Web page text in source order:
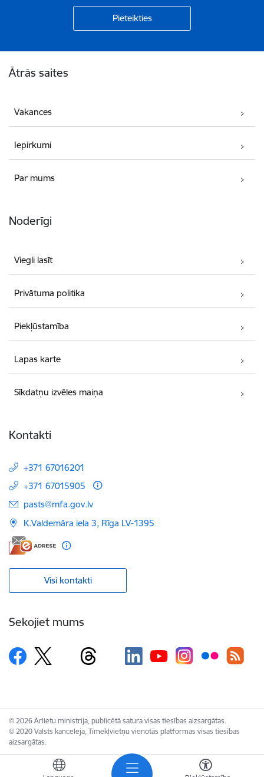
Ātrās saites
Vakances
Iepirkumi
Par mums
Noderīgi
Viegli lasīt
Privātuma politika
Piekļūstamība
Lapas karte
Sīkdatņu izvēles maiņa
Kontakti
+371 67016201
+371 67015905
E-pasts:
pasts@mfa.gov.lv
K.Valdemāra iela 3, Rīga LV-1395
Visi kontakti
Sekojiet mums
© 2026 Ārlietu ministrija, publicētā satura visas tiesības aizsargātas.
© 2020 Valsts kanceleja, Tīmekļvietņu vienotās platformas visas tiesības
aizsargātas.